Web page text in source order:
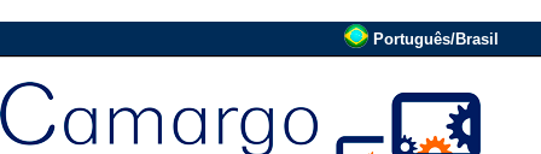
Português/Brasil